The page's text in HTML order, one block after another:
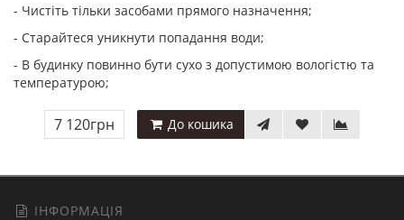
- Чистіть тільки засобами прямого назначення;
- Старайтеся уникнути попадання води;
- В будинку повинно бути сухо з допустимою вологістю та
температурою;
7 120грн До кошика
ІНФОРМАЦІЯ